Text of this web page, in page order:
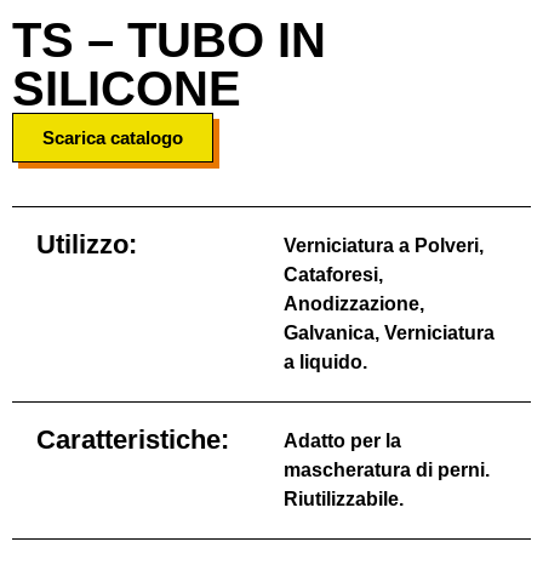
TS – TUBO IN
SILICONE
Scarica catalogo
Utilizzo:
Verniciatura a Polveri,
Cataforesi,
Anodizzazione,
Galvanica, Verniciatura
a liquido.
Caratteristiche:
Adatto per la
mascheratura di perni.
Riutilizzabile.